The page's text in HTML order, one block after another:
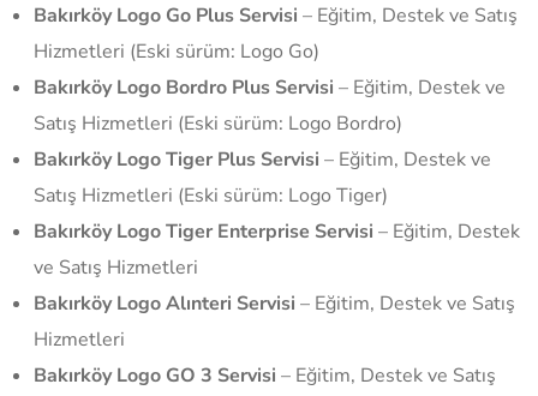
Bakırköy Logo Go Plus Servisi – Eğitim, Destek ve Satış
Hizmetleri (Eski sürüm: Logo Go)
Bakırköy Logo Bordro Plus Servisi – Eğitim, Destek ve
Satış Hizmetleri (Eski sürüm: Logo Bordro)
Bakırköy Logo Tiger Plus Servisi – Eğitim, Destek ve
Satış Hizmetleri (Eski sürüm: Logo Tiger)
Bakırköy Logo Tiger Enterprise Servisi – Eğitim, Destek
ve Satış Hizmetleri
Bakırköy Logo Alınteri Servisi – Eğitim, Destek ve Satış
Hizmetleri
Bakırköy Logo GO 3 Servisi – Eğitim, Destek ve Satış